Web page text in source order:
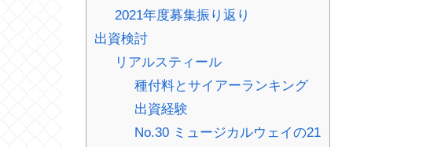
2021年度募集振り返り
出資検討
リアルスティール
種付料とサイアーランキング
出資経験
No.30 ミュージカルウェイの21